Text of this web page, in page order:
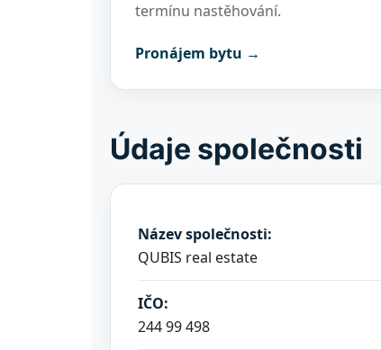
termínu nastěhování.
Pronájem bytu →
Údaje společnosti
Název společnosti:
QUBIS real estate
IČO:
244 99 498